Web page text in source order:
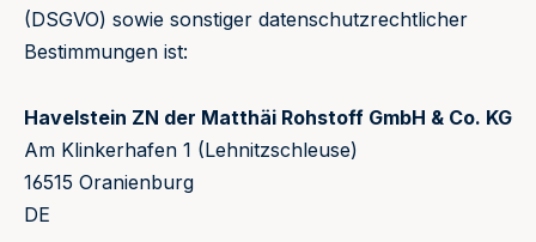
(DSGVO) sowie sonstiger datenschutzrechtlicher
Bestimmungen ist:
Havelstein ZN der Matthäi Rohstoff GmbH & Co. KG
Am Klinkerhafen 1 (Lehnitzschleuse)
16515 Oranienburg
DE